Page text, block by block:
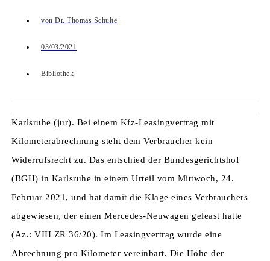
von Dr. Thomas Schulte
03/03/2021
Bibliothek
Karlsruhe (jur). Bei einem Kfz-Leasingvertrag mit
Kilometerabrechnung steht dem Verbraucher kein
Widerrufsrecht zu. Das entschied der Bundesgerichtshof
(BGH) in Karlsruhe in einem Urteil vom Mittwoch, 24.
Februar 2021, und hat damit die Klage eines Verbrauchers
abgewiesen, der einen Mercedes-Neuwagen geleast hatte
(Az.: VIII ZR 36/20). Im Leasingvertrag wurde eine
Abrechnung pro Kilometer vereinbart. Die Höhe der